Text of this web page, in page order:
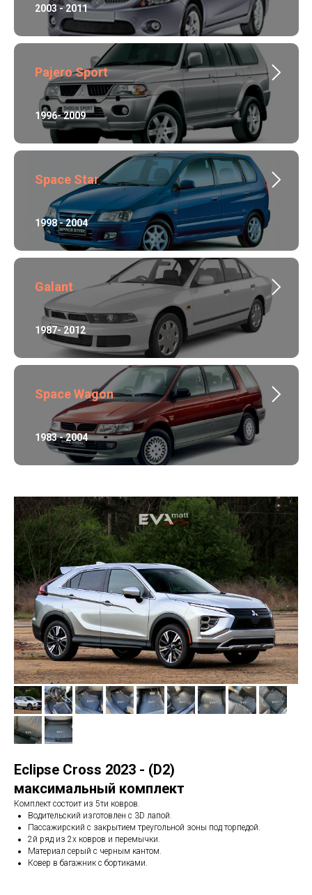
2003 - 2011
Pajero Sport
1996- 2009
Space Star
1998 - 2004
Galant
1987- 2012
Space Wagon
1983 - 2004
Eclipse Cross 2023 - (D2)
максимальный комплект
Комплект состоит из 5ти ковров.
Водительский изготовлен с 3D лапой.
Пассажирский с закрытием треугольной зоны под торпедой.
2й ряд из 2х ковров и перемычки.
Материал серый с черным кантом.
Ковер в багажник с бортиками.